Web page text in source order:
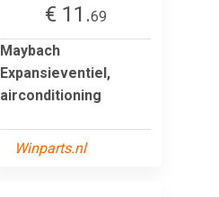
€ 11.69
Maybach
Expansieventiel,
airconditioning
Winparts.nl